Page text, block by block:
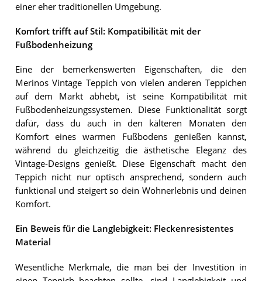
einer eher traditionellen Umgebung.
Komfort trifft auf Stil: Kompatibilität mit der
Fußbodenheizung
Eine der bemerkenswerten Eigenschaften, die den
Merinos Vintage Teppich von vielen anderen Teppichen
auf dem Markt abhebt, ist seine Kompatibilität mit
Fußbodenheizungssystemen. Diese Funktionalität sorgt
dafür, dass du auch in den kälteren Monaten den
Komfort eines warmen Fußbodens genießen kannst,
während du gleichzeitig die ästhetische Eleganz des
Vintage-Designs genießt. Diese Eigenschaft macht den
Teppich nicht nur optisch ansprechend, sondern auch
funktional und steigert so dein Wohnerlebnis und deinen
Komfort.
Ein Beweis für die Langlebigkeit: Fleckenresistentes
Material
Wesentliche Merkmale, die man bei der Investition in